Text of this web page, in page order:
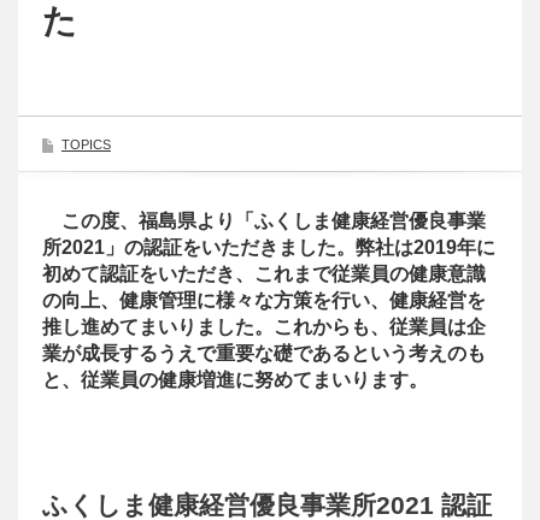
た
TOPICS
この度、福島県より「ふくしま健康経営優良事業
所2021」の認証をいただきました。弊社は2019年に
初めて認証をいただき、これまで従業員の健康意識
の向上、健康管理に様々な方策を行い、健康経営を
推し進めてまいりました。これからも、従業員は企
業が成長するうえで重要な礎であるという考えのも
と、従業員の健康増進に努めてまいります。
ふくしま健康経営優良事業所2021 認証